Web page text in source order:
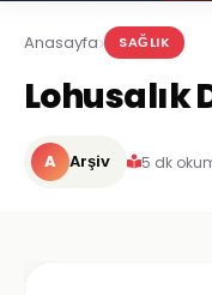
Anasayfa SAĞLIK
Lohusalık
A Arşiv 5 dk